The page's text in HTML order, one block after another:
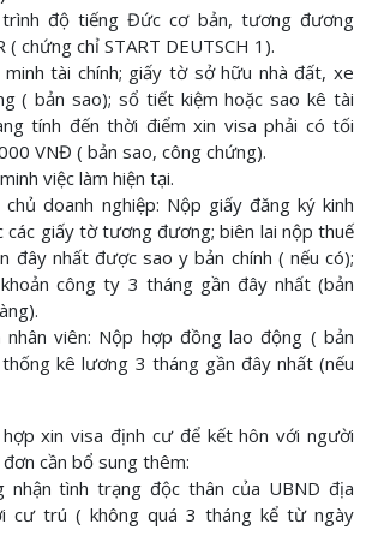
độ tiếng Đức cơ bản, tương đương
( chứng chỉ START DEUTSCH 1).
tài chính; giấy tờ sở hữu nhà đất, xe
( bản sao); sổ tiết kiệm hoặc sao kê tài
tính đến thời điểm xin visa phải có tối
VNĐ ( bản sao, công chứng).
việc làm hiện tại.
chủ doanh nghiệp: Nộp giấy đăng ký kinh
các giấy tờ tương đương; biên lai nộp thuế
đây nhất được sao y bản chính ( nếu có);
công ty 3 tháng gần đây nhất (bản
nhân viên: Nộp hợp đồng lao động ( bản
kê lương 3 tháng gần đây nhất (nếu
xin visa định cư để kết hôn với người
cần bổ sung thêm:
nhận tình trạng độc thân của UBND địa
cư trú ( không quá 3 tháng kể từ ngày